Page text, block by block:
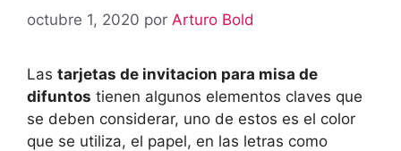
octubre 1, 2020 por Arturo Bold
Las tarjetas de invitacion para misa de
difuntos tienen algunos elementos claves que
se deben considerar, uno de estos es el color
que se utiliza, el papel, en las letras como